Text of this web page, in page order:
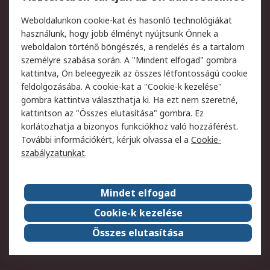
Termékvisszaküldés
Szolgáltatások
Jogi
Adatvédelmi
szabályzat
Az RS értékesítési
feltételei
Cookie szabályzat
Email biztonság
Webhelyre vonatkozó
feltételek
Weboldal felhasználói
szabályzata
Képviseletek
Rólunk
Vállalatcsoport
Karrier
Díjak és elismerések
ESG globális célok
Weboldalunkon cookie-kat és hasonló technológiákat
használunk, hogy jobb élményt nyújtsunk Önnek a
weboldalon történő böngészés, a rendelés és a tartalom
személyre szabása során. A "Mindent elfogad" gombra
kattintva, Ön beleegyezik az összes létfontosságú cookie
feldolgozásába. A cookie-kat a "Cookie-k kezelése"
gombra kattintva választhatja ki. Ha ezt nem szeretné,
kattintson az "Összes elutasítása" gombra. Ez
korlátozhatja a bizonyos funkciókhoz való hozzáférést.
További információkért, kérjük olvassa el a Cookie-
szabályzatunkat.
Mindet elfogad
Cookie-k kezelése
Összes elutasítása